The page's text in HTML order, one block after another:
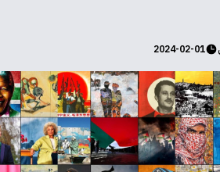
2024-02-01